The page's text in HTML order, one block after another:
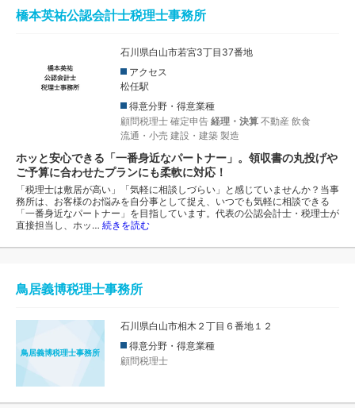
橋本英祐公認会計士税理士事務所
石川県白山市若宮3丁目37番地
アクセス
松任駅
得意分野・得意業種
顧問税理士 確定申告 経理・決算 不動産 飲食
流通・小売 建設・建築 製造
ホッと安心できる「一番身近なパートナー」。領収書の丸投げや
ご予算に合わせたプランにも柔軟に対応！
「税理士は敷居が高い」「気軽に相談しづらい」と感じていませんか？当事
務所は、お客様のお悩みを自分事として捉え、いつでも気軽に相談できる
「一番身近なパートナー」を目指しています。代表の公認会計士・税理士が
直接担当し、ホッ… 続きを読む
鳥居義博税理士事務所
鳥居義博税理士事務所
石川県白山市相木２丁目６番地１２
得意分野・得意業種
顧問税理士